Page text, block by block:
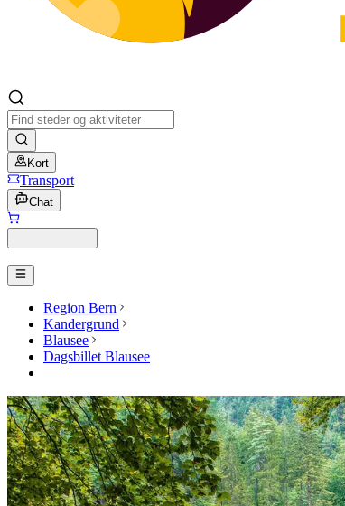
Kort
Transport
Chat
Region Bern
Kandergrund
Blausee
Dagsbillet Blausee